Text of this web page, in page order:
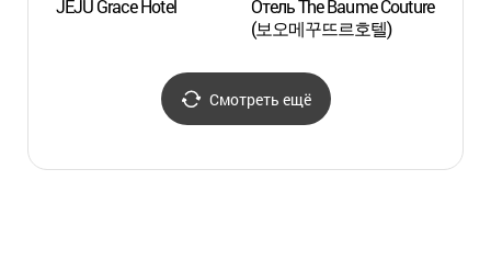
JEJU Grace Hotel
Отель The Baume Couture
(보오메꾸뜨르호텔)
Смотреть ещё